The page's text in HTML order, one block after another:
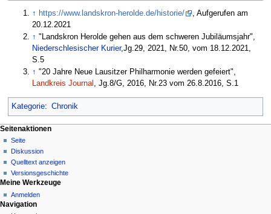
↑ https://www.landskron-herolde.de/historie/
, Aufgerufen am
20.12.2021
↑ "Landskron Herolde gehen aus dem schweren Jubiläumsjahr",
Niederschlesischer Kurier,Jg.29, 2021, Nr.50, vom 18.12.2021,
S.5
↑ "20 Jahre Neue Lausitzer Philharmonie werden gefeiert",
Landkreis Journal , Jg.8/G, 2016, Nr.23 vom 26.8.2016, S.1
Kategorie: Chronik
Seitenaktionen
Seite
Diskussion
Quelltext anzeigen
Versionsgeschichte
Meine Werkzeuge
Anmelden
Navigation